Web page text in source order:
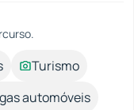
Turismo
automóveis